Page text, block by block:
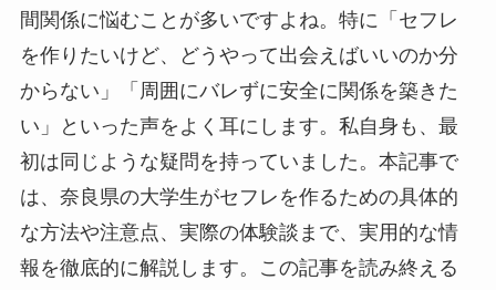
間関係に悩むことが多いですよね。特に「セフレ
を作りたいけど、どうやって出会えばいいのか分
からない」「周囲にバレずに安全に関係を築きた
い」といった声をよく耳にします。私自身も、最
初は同じような疑問を持っていました。本記事で
は、奈良県の大学生がセフレを作るための具体的
な方法や注意点、実際の体験談まで、実用的な情
報を徹底的に解説します。この記事を読み終える